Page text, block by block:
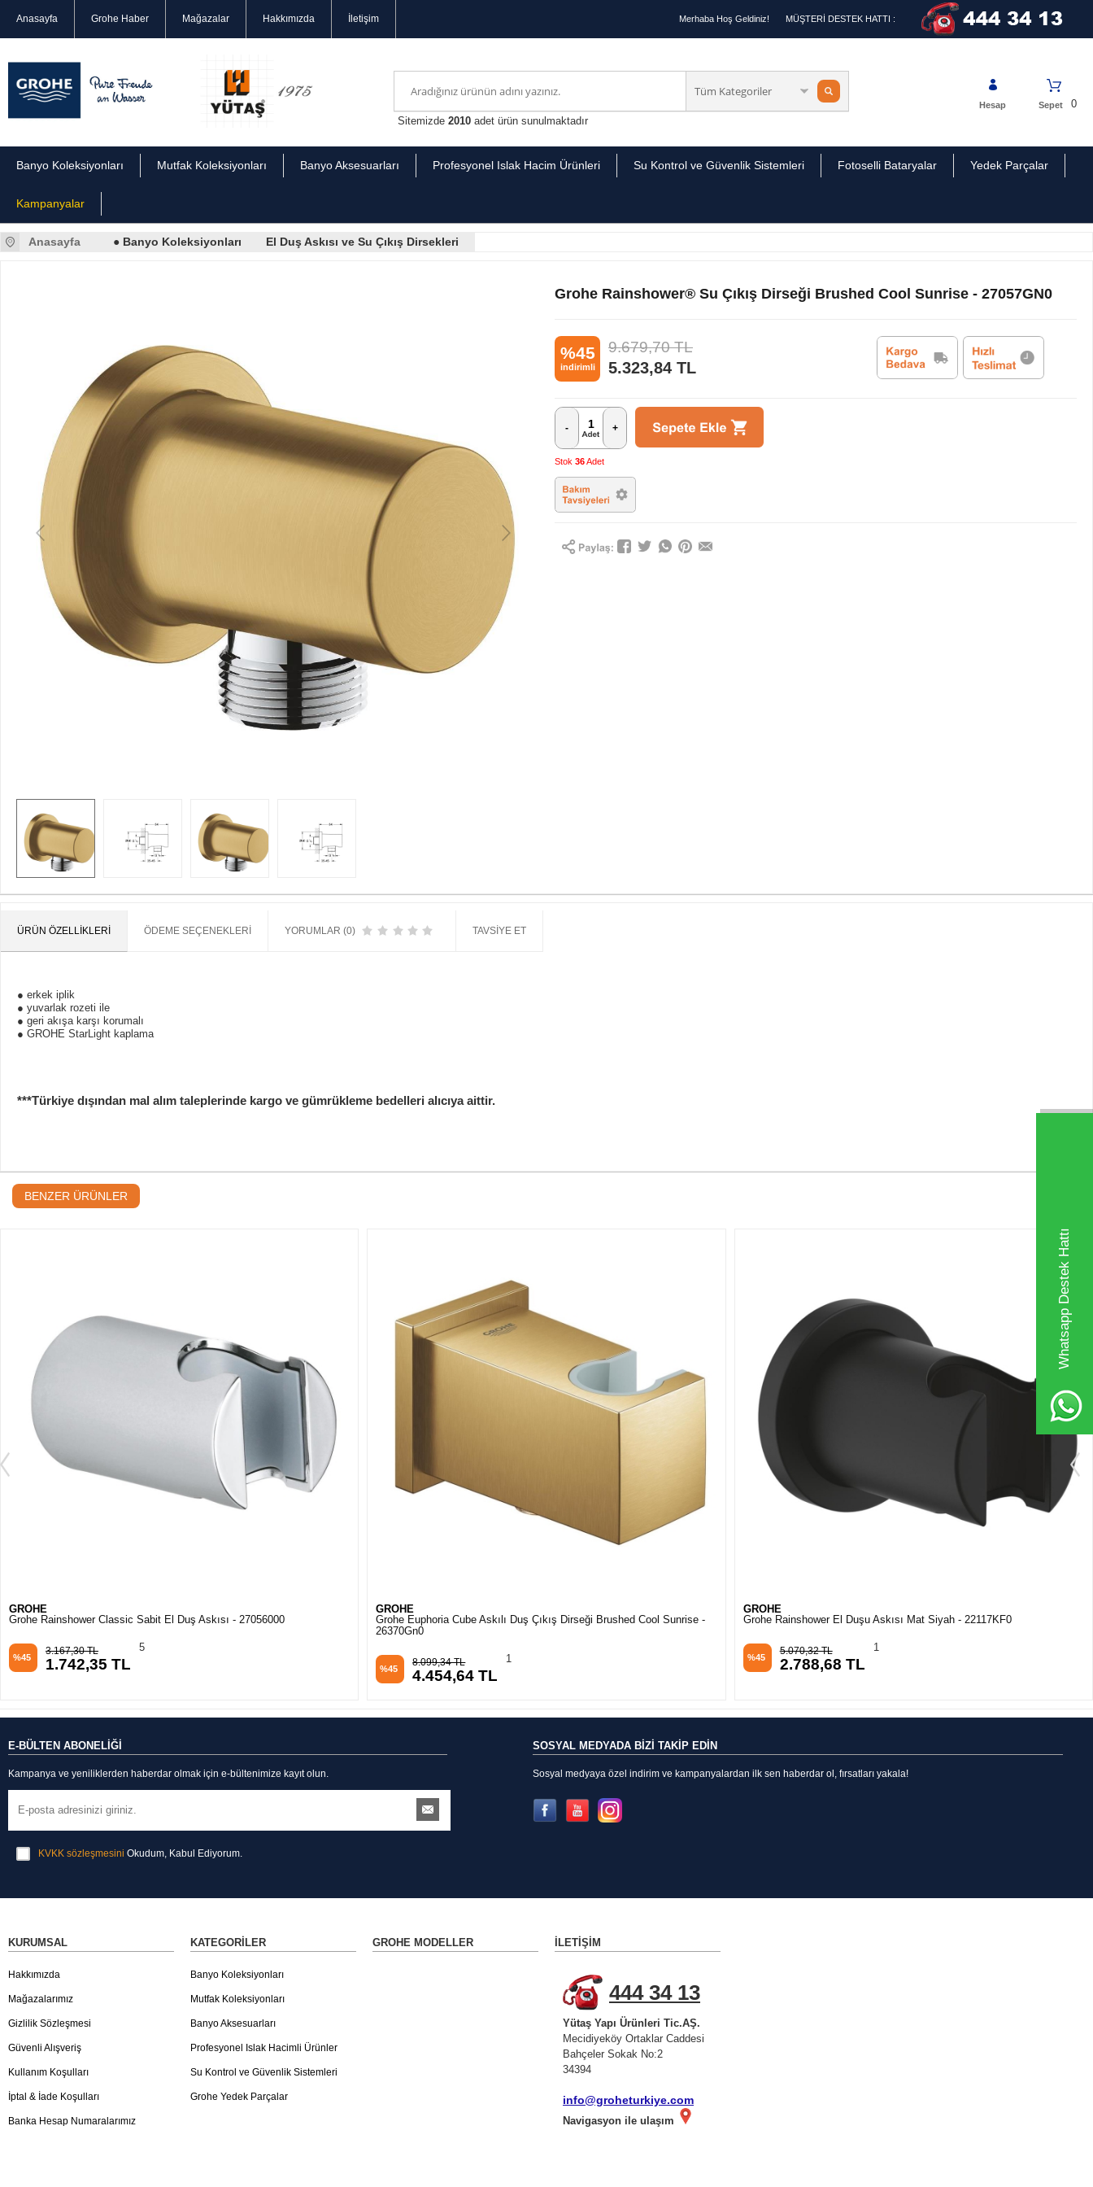
Whatsapp Destek Hattı
Anasayfa Grohe Haber Mağazalar Hakkımızda İletişim Merhaba Hoş Geldiniz! MÜŞTERİ DESTEK HATTI :
0
Sepet
Hesap
Sitemizde2010 adet ürün sunulmaktadır
Banyo Koleksiyonları Mutfak Koleksiyonları Banyo Aksesuarları Profesyonel Islak Hacim Ürünleri Su Kontrol ve Güvenlik Sistemleri Fotoselli Bataryalar Yedek Parçalar
Kampanyalar
Anasayfa ● Banyo Koleksiyonları El Duş Askısı ve Su Çıkış Dirsekleri
Grohe Rainshower® Su Çıkış Dirseği Brushed Cool Sunrise - 27057GN0
%45
indirimli
9.679,70TL
5.323,84 TL
- +
Stok 36Adet
ÜRÜN ÖZELLIKLERI ÖDEME SEÇENEKLERI YORUMLAR (0) TAVSIYE ET
● erkek iplik
● yuvarlak rozeti ile
● geri akışa karşı korumalı
● GROHE StarLight kaplama
***Türkiye dışından mal alım taleplerinde kargo ve gümrükleme bedelleri alıcıya aittir.
BENZER ÜRÜNLER
GROHE
Grohe Euphoria Cube Askılı Duş Çıkış Dirseği Brushed Cool Sunrise -
8.099,34 TL
4.454,64 TL
GROHE
Grohe Rainshower El Duşu Askısı Mat Siyah - 22117KF0
%45 2.788,68 TL
GROHE
Grohe Rainshower Askılı Duş Çıkış Dirseği Brushed Hard Graphite -
10.864,97 TL
5.975,74 TL
E-BÜLTEN ABONELİĞİ
Kampanya ve yeniliklerden haberdar olmak için e-bültenimize kayıt olun.
KVKK sözleşmesini Okudum, Kabul Ediyorum.
SOSYAL MEDYADA BİZİ TAKİP EDİN
Sosyal medyaya özel indirim ve kampanyalardan ilk sen haberdar ol, fırsatları yakala!
KURUMSAL
Hakkımızda
Mağazalarımız
Gizlilik Sözleşmesi
Güvenli Alışveriş
Kullanım Koşulları
İptal & İade Koşulları
Banka Hesap Numaralarımız
KATEGORILER
Banyo Koleksiyonları
Mutfak Koleksiyonları
Banyo Aksesuarları
Profesyonel Islak Hacimli Ürünler
Su Kontrol ve Güvenlik Sistemleri
Grohe Yedek Parçalar
GROHE MODELLER İLETIŞIM
444 34 13
Yütaş Yapı Ürünleri Tic.AŞ.
Mecidiyeköy Ortaklar Caddesi
Bahçeler Sokak No:2
34394
info@groheturkiye.com
Navigasyon ile ulaşım